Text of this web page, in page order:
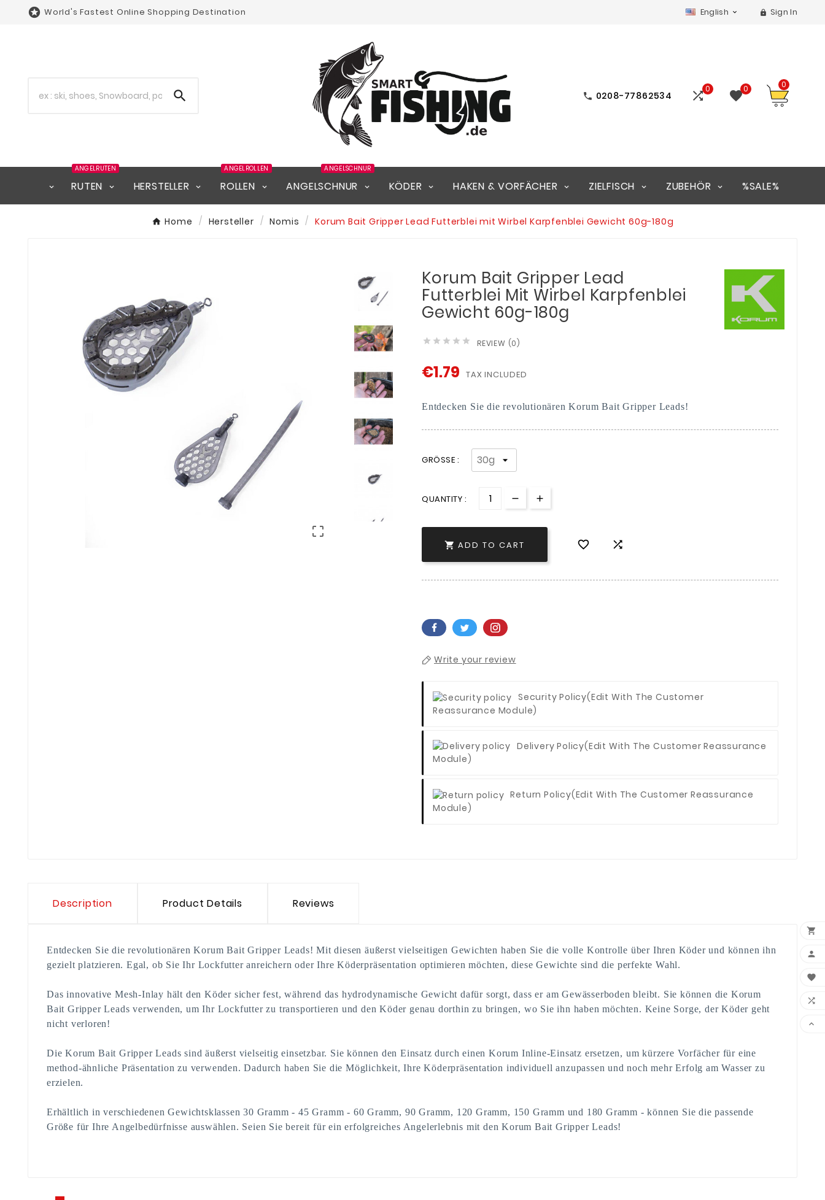
 World's Fastest Online Shopping Destination English   Sign In
  0208-77862534 0 0 0
RUTEN
ANGELRUTEN
HERSTELLER ROLLEN
ANGELROLLEN
ANGELSCHNUR
ANGELSCHNUR
KÖDER HAKEN & VORFÄCHER ZIELFISCH ZUBEHÖR %SALE%
Home Hersteller Nomis Korum Bait Gripper Lead Futterblei mit Wirbel Karpfenblei Gewicht 60g-180g

Korum Bait Gripper Lead
Futterblei Mit Wirbel Karpfenblei
Gewicht 60g-180g
     REVIEW (0)
€1.79 TAX INCLUDED
Entdecken Sie die revolutionären Korum Bait Gripper Leads!
GRÖSSE :
QUANTITY :
 ADD TO CART  
Write your review
Security Policy(edit With The Customer
Reassurance Module)
Delivery Policy(edit With The Customer Reassurance
Module)
Return Policy(edit With The Customer Reassurance
Module)
Description Product Details Reviews
Entdecken Sie die revolutionären Korum Bait Gripper Leads! Mit diesen äußerst vielseitigen Gewichten haben Sie die volle Kontrolle über Ihren Köder und können ihn
gezielt platzieren. Egal, ob Sie Ihr Lockfutter anreichern oder Ihre Köderpräsentation optimieren möchten, diese Gewichte sind die perfekte Wahl.
Das innovative Mesh-Inlay hält den Köder sicher fest, während das hydrodynamische Gewicht dafür sorgt, dass er am Gewässerboden bleibt. Sie können die Korum
Bait Gripper Leads verwenden, um Ihr Lockfutter zu transportieren und den Köder genau dorthin zu bringen, wo Sie ihn haben möchten. Keine Sorge, der Köder geht
nicht verloren!
Die Korum Bait Gripper Leads sind äußerst vielseitig einsetzbar. Sie können den Einsatz durch einen Korum Inline-Einsatz ersetzen, um kürzere Vorfächer für eine
method-ähnliche Präsentation zu verwenden. Dadurch haben Sie die Möglichkeit, Ihre Köderpräsentation individuell anzupassen und noch mehr Erfolg am Wasser zu
erzielen.
Erhältlich in verschiedenen Gewichtsklassen 30 Gramm - 45 Gramm - 60 Gramm, 90 Gramm, 120 Gramm, 150 Gramm und 180 Gramm - können Sie die passende
Größe für Ihre Angelbedürfnisse auswählen. Seien Sie bereit für ein erfolgreiches Angelerlebnis mit den Korum Bait Gripper Leads!




